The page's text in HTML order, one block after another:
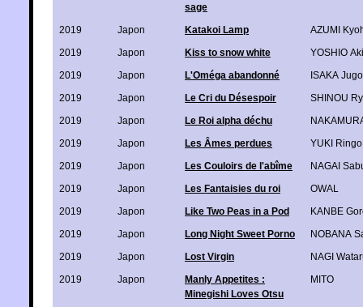
sage
2019 Japon Katakoi Lamp
AZUMI
2019
Japon Kiss to snow white
YOSHIO
2019
Japon L'Oméga abandonné
ISAKA
2019
Japon Le Cri du Désespoir
SHINOU
2019
Japon Le Roi alpha déchu
2019
Japon Les Âmes perdues
YUKI Ringo
2019
Japon Les Couloirs de l'abîme
NAGAI
2019
Japon Les Fantaisies du roi
OWAL
2019
Japon Like Two Peas in a Pod
KANBE
2019
Japon Long Night Sweet Porno
NOBANA
2019
Japon Lost Virgin
NAGI
2019
Japon
Manly Appetites :
Minegishi Loves Otsu
MITO